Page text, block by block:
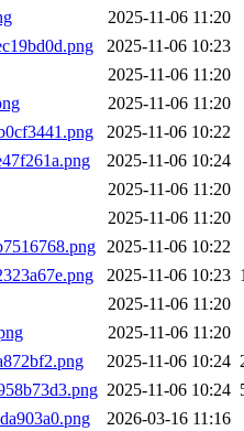
2025-11-06 11:20
2025-11-06 10:23
2025-11-06 11:20
2025-11-06 11:20
2025-11-06 10:22
2025-11-06 10:24
2025-11-06 11:20
2025-11-06 11:20
2025-11-06 10:22
2025-11-06 10:23
2025-11-06 11:20
2025-11-06 11:20
2025-11-06 10:24
2025-11-06 10:24
2026-03-16 11:16